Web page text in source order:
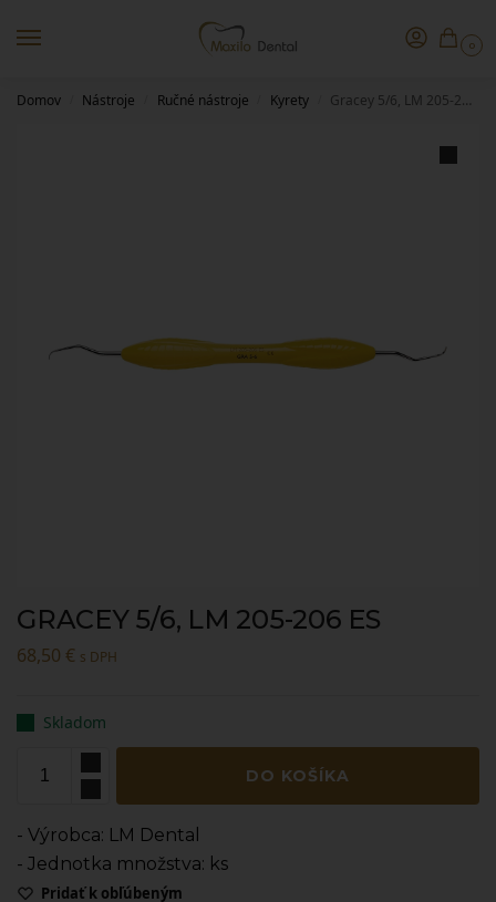
0
Domov Nástroje Ručné nástroje Kyrety Gracey 5/6, LM 205-206 ES
GRACEY 5/6, LM 205-206 ES
68,50 € s DPH
Skladom
DO KOŠÍKA
- Výrobca: LM Dental
- Jednotka množstva: ks
Pridať k obľúbeným